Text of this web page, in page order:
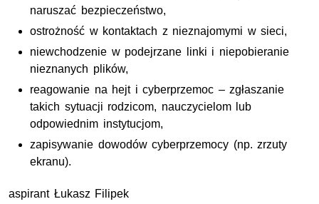
naruszać bezpieczeństwo,
ostrożność w kontaktach z nieznajomymi w sieci,
niewchodzenie w podejrzane linki i niepobieranie
nieznanych plików,
reagowanie na hejt i cyberprzemoc – zgłaszanie
takich sytuacji rodzicom, nauczycielom lub
odpowiednim instytucjom,
zapisywanie dowodów cyberprzemocy (np. zrzuty
ekranu).
aspirant Łukasz Filipek